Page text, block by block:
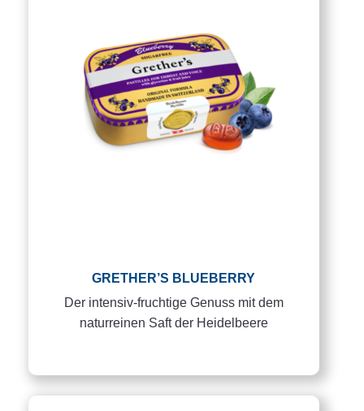
GRETHER’S BLUEBERRY
Der intensiv-fruchtige Genuss mit dem
naturreinen Saft der Heidelbeere